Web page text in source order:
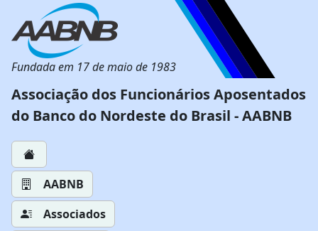
Fundada em 17 de maio de 1983
Associação dos Funcionários Aposentados
do Banco do Nordeste do Brasil - AABNB
AABNB
Associados